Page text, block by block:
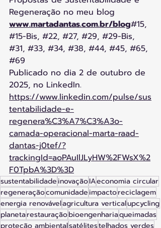
Regeneração no meu blog
www.martadantas.com.br/blog#15,
#15-Bis, #22, #27, #29, #29-Bis,
#31, #33, #34, #38, #44, #45, #65,
#69
Publicado no dia 2 de outubro de
2025, no LinkedIn.
https://www.linkedin.com/pulse/sus
tentabilidade-e-
regenera%C3%A7%C3%A3o-
camada-operacional-marta-raad-
dantas-j0tef/?
trackingId=aoPAuIlJLyHW%2FWsX%2
F0TpbA%3D%3D
sustentabilidadeinovaçãoIAeconomia circular
regeneraçãocomunidadeimpactoreciclagem
energia renovávelagricultura verticalupcycling
planetarestauraçãobioengenhariaqueimadas
proteção ambientalsatélitestelhados verdes